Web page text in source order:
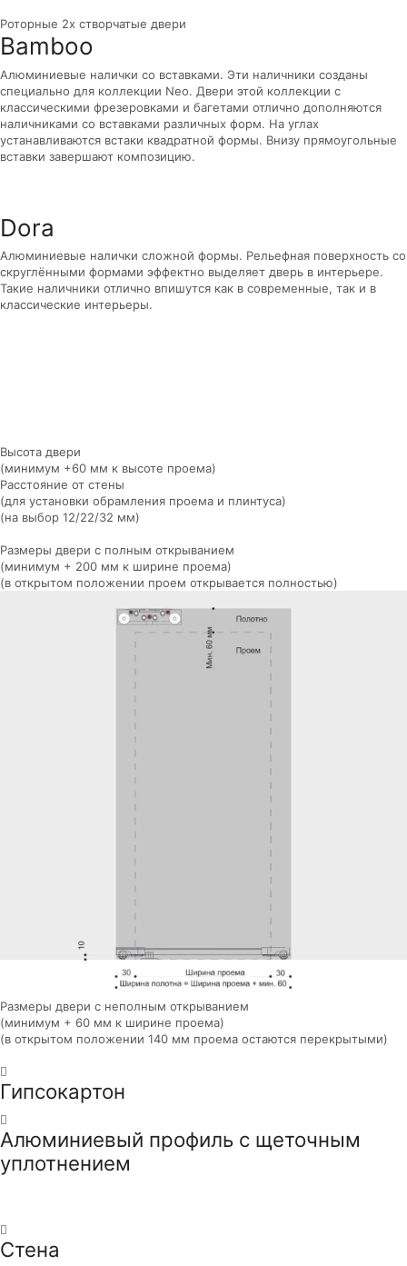
Роторные 2х створчатые двери
Bamboo
Алюминиевые налички со вставками. Эти наличники созданы
специально для коллекции Neo. Двери этой коллекции с
классическими фрезеровками и багетами отлично дополняются
наличниками со вставками различных форм. На углах
устанавливаются встаки квадратной формы. Внизу прямоугольные
вставки завершают композицию.
Dora
Алюминиевые налички сложной формы. Рельефная поверхность со
скруглёнными формами эффектно выделяет дверь в интерьере.
Такие наличники отлично впишутся как в современные, так и в
классические интерьеры.
Высота двери
(минимум +60 мм к высоте проема)
Расстояние от стены
(для установки обрамления проема и плинтуса)
(на выбор 12/22/32 мм)
Размеры двери с полным открыванием
(минимум + 200 мм к ширине проема)
(в открытом положении проем открывается полностью)
Размеры двери с неполным открыванием
(минимум + 60 мм к ширине проема)
(в открытом положении 140 мм проема остаются перекрытыми)
Гипсокартон
Алюминиевый профиль с щеточным
уплотнением
Стена